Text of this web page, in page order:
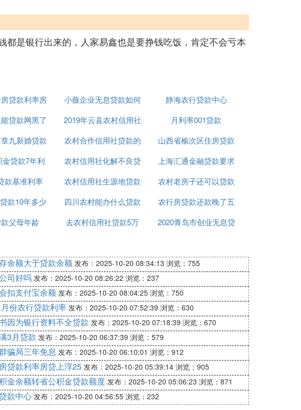
是银行出来的，人家易鑫也是要挣钱吃饭，肯定不会亏本
贷款利率房
浮25
小薇企业无息贷款如何
贷款
静海农行贷款中心
能贷款网黑了
已经
2019年云县农村信用社
贷款要求
月利率001贷款
九新婚贷款
贷款
农村合作信用社贷款的
利息率
山西省榆次区住房贷款
利率
金贷款7年利
多少
农村信用社化解不良贷
款的办法
上海汇通金融贷款要求
条件是什么意思
款基准利率
最新
农村信用社生源地贷款
毕业确认
农村老房子还可以贷款
吗
款10年多少
利息
四川农村能办什么贷款
买房
农行房贷款还款晚了五
天
父母年龄
去农村信用社贷款5万
2020青岛市创业无息贷
余额大于贷款余额 发布：2025-10-20 08:34:13 浏览：755
司好吗 发布：2025-10-20 08:26:22 浏览：237
扣支付宝余额 发布：2025-10-20 08:04:25 浏览：750
份农行贷款利率 发布：2025-10-20 07:52:39 浏览：630
因为银行资料不全贷款 发布：2025-10-20 07:18:39 浏览：670
3月贷款 发布：2025-10-20 06:37:39 浏览：579
骗局三年免息 发布：2025-10-20 06:10:01 浏览：912
贷款利率房贷上浮25 发布：2025-10-20 05:39:14 浏览：905
金余额转省公积金贷款额度 发布：2025-10-20 05:06:23 浏览：871
款中心 发布：2025-10-20 04:56:55 浏览：232